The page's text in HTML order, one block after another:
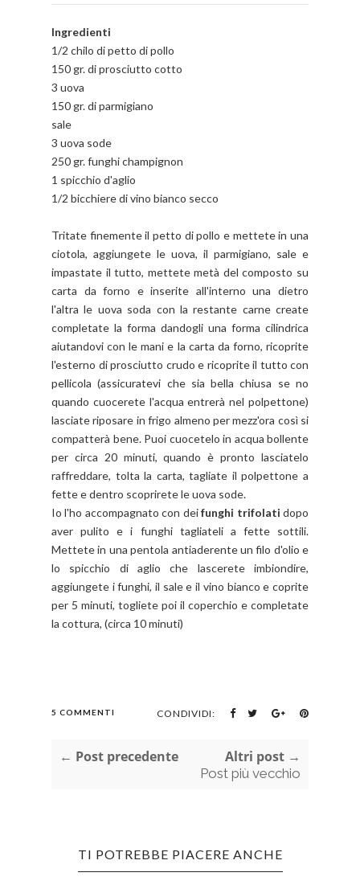
Ingredienti
1/2 chilo di petto di pollo
150 gr. di prosciutto cotto
3 uova
150 gr. di parmigiano
sale
3 uova sode
250 gr. funghi champignon
1 spicchio d'aglio
1/2 bicchiere di vino bianco secco
Tritate finemente il petto di pollo e mettete in una
ciotola, aggiungete le uova, il parmigiano, sale e
impastate il tutto, mettete metà del composto su
carta da forno e inserite all'interno una dietro
l'altra le uova soda con la restante carne create
completate la forma dandogli una forma cilindrica
aiutandovi con le mani e la carta da forno, ricoprite
l'esterno di prosciutto crudo e ricoprite il tutto con
pellicola (assicuratevi che sia bella chiusa se no
quando cuocerete l'acqua entrerà nel polpettone)
lasciate riposare in frigo almeno per mezz'ora così si
compatterà bene. Puoi cuocetelo in acqua bollente
per circa 20 minuti, quando è pronto lasciatelo
raffreddare, tolta la carta, tagliate il polpettone a
fette e dentro scoprirete le uova sode.
Io l'ho accompagnato con deifunghi trifolati dopo
aver pulito e i funghi tagliateli a fette sottili.
Mettete in una pentola antiaderente un filo d'olio e
lo spicchio di aglio che lascerete imbiondire,
aggiungete i funghi, il sale e il vino bianco e coprite
per 5 minuti, togliete poi il coperchio e completate
la cottura, (circa 10 minuti)
5 COMMENTI CONDIVIDI:
← Post precedente Altri post →
Post più vecchio
TI POTREBBE PIACERE ANCHE